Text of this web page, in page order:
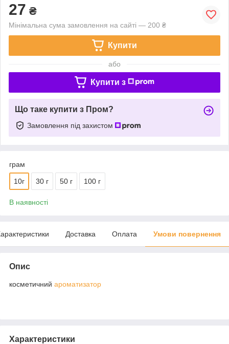
27 ₴
Мінімальна сума замовлення на сайті — 200 ₴
Купити
або
Купити з
Що таке купити з Пром?
Замовлення під захистом
грам
10г 30 г 50 г 100 г
В наявності
Доставка Оплата Умови повернення
Опис
косметичний ароматизатор
Характеристики